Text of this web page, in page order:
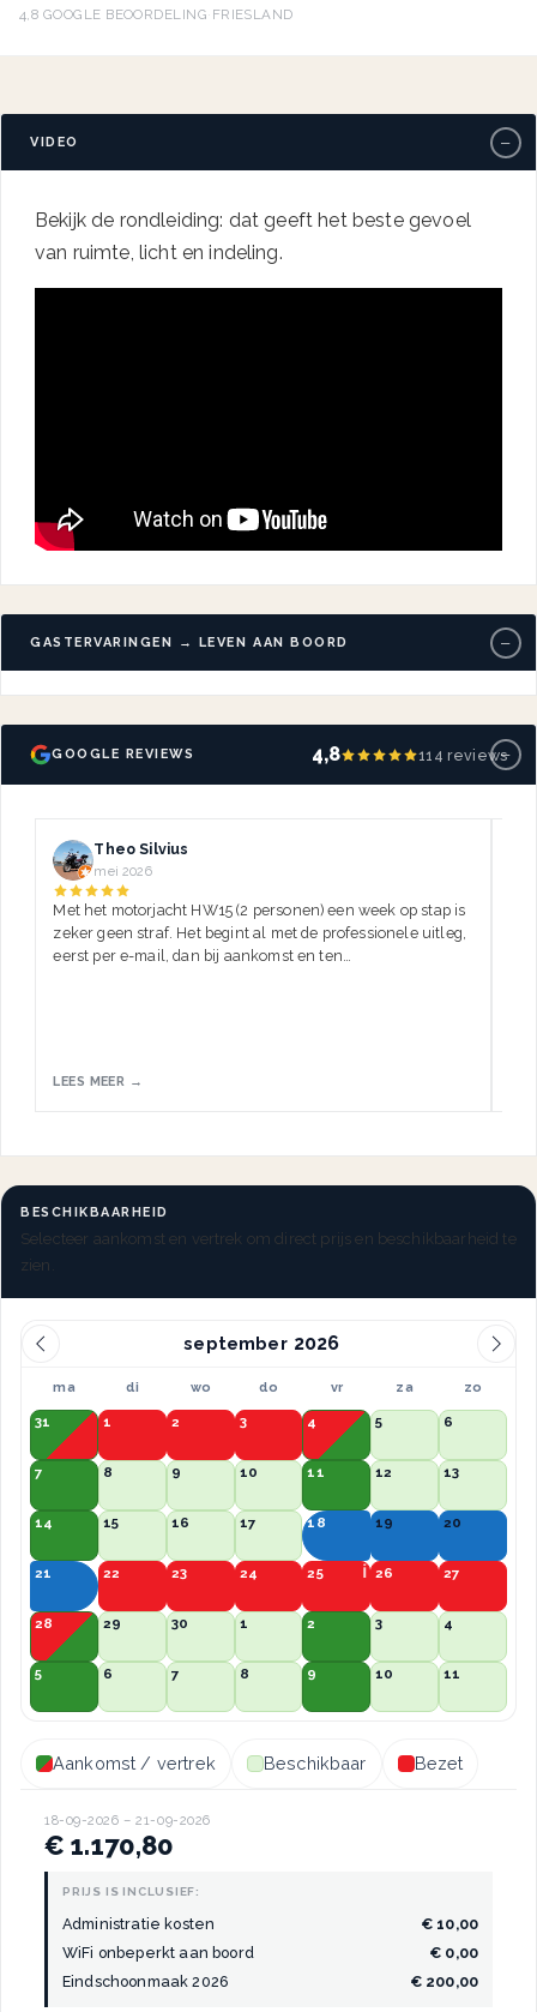
4,8 GOOGLE BEOORDELING· FRIESLAND
VIDEO −
Bekijk de rondleiding: dat geeft het beste gevoel
van ruimte, licht en indeling.
BESCHIKBAARHEID
Selecteer aankomst en vertrek om direct prijs en beschikbaarheid te
zien.
september
ma di wo do vr za zo
31 1 2 3 4 5 6
7 8 9 10 11 12 13
14 15 16 17 18 19 20
21 22 23 24 25 26 27
28 29 30 1 2 3 4
5 6 7 8 9 10 11
Aankomst / vertrek Beschikbaar Bezet
18-09-2026 – 21-09-2026
€ 1.170,80
PRIJS IS INCLUSIEF:
Administratie kosten
€ 10,00
WiFi onbeperkt aan boord
€ 0,00
Eindschoonmaak 2026
€ 200,00
GOOGLE REVIEWS 4,8 114 reviews−
Theo Silvius
mei 2026
Met het motorjacht HW15 (2 personen) een week op stap is
zeker geen straf. Het begint al met de professionele uitleg,
eerst per e-mail, dan bij aankomst en ten…
LEES MEER →
GASTERVARINGEN → LEVEN AAN BOORD −